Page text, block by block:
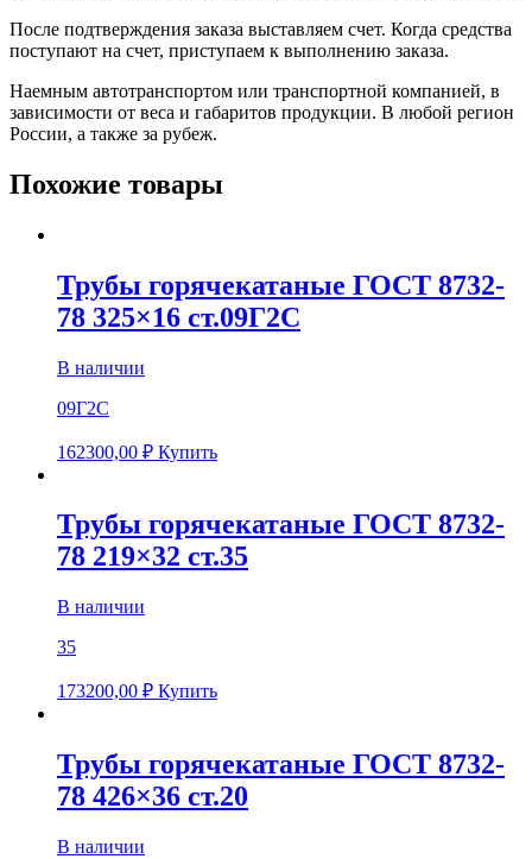
После подтверждения заказа выставляем счет. Когда средства
поступают на счет, приступаем к выполнению заказа.
Наемным автотранспортом или транспортной компанией, в
зависимости от веса и габаритов продукции. В любой регион
России, а также за рубеж.
Похожие товары
Трубы горячекатаные ГОСТ 8732-
78 325×16 ст.09Г2С
В наличии
09Г2С
162300,00 ₽ Купить
Трубы горячекатаные ГОСТ 8732-
78 219×32 ст.35
В наличии
35
173200,00 ₽ Купить
Трубы горячекатаные ГОСТ 8732-
78 426×36 ст.20
В наличии